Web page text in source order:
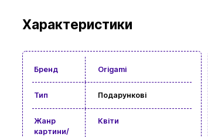
Характеристики
Бренд Origami
Тип Подарункові
Жанр
картини/
Квіти